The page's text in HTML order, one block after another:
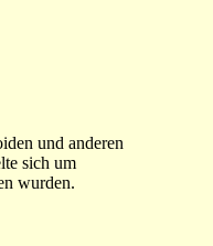
und anderen
sich um
wurden.